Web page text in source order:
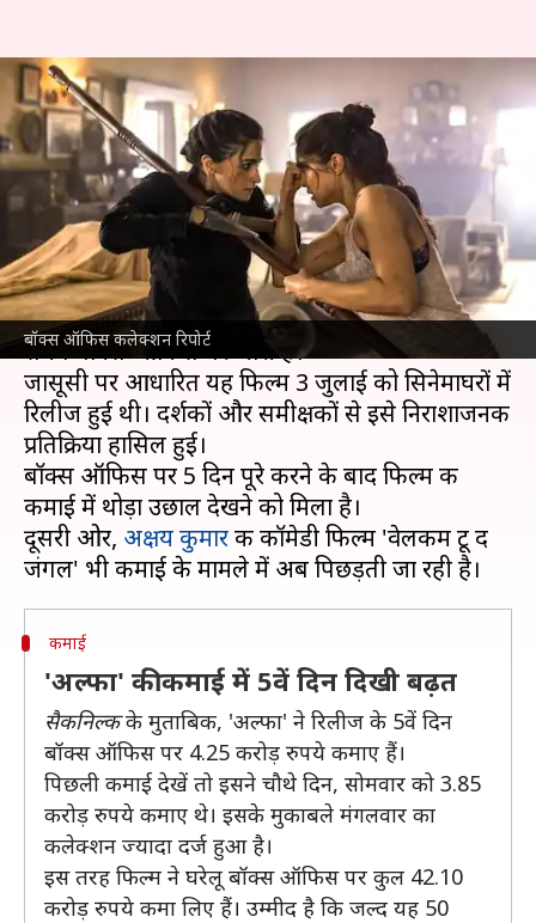
बॉक्स ऑफिस कलेक्शन रिपोर्ट
'अल्फा' की कमाई में उछाल, 50 करोड़
कमाने से इतनी दूर आलिया-शरवरी
की फिल्म
लेखन ज्योति सिंह Jul 08, 2026 09:52 am
क्या है खबर?
आलिया भट्‌टऔर शरवरी वाघ की फिल्म 'अल्फा' का
संघर्ष बॉक्स ऑफिस पर जारी है।
जासूसी पर आधारित यह फिल्म 3 जुलाई को सिनेमाघरों में
रिलीज हुई थी। दर्शकों और समीक्षकों से इसे निराशाजनक
प्रतिक्रिया हासिल हुई।
बॉक्स ऑफिस पर 5 दिन पूरे करने के बाद फिल्म की
कमाई में थोड़ा उछाल देखने को मिला है।
दूसरी ओर, अक्षय कुमारकी कॉमेडी फिल्म 'वेलकम टू द
कमाई
'अल्फा' की कमाई में 5वें दिन दिखी बढ़त
सैकनिल्कके मुताबिक, 'अल्फा' ने रिलीज के 5वें दिन
बॉक्स ऑफिस पर 4.25 करोड़ रुपये कमाए हैं।
पिछली कमाई देखें तो इसने चौथे दिन, सोमवार को 3.85
करोड़ रुपये कमाए थे। इसके मुकाबले मंगलवार का
कलेक्शन ज्यादा दर्ज हुआ है।
इस तरह फिल्म ने घरेलू बॉक्स ऑफिस पर कुल 42.10
करोड़ रुपये कमा लिए हैं। उम्मीद है कि जल्द यह 50